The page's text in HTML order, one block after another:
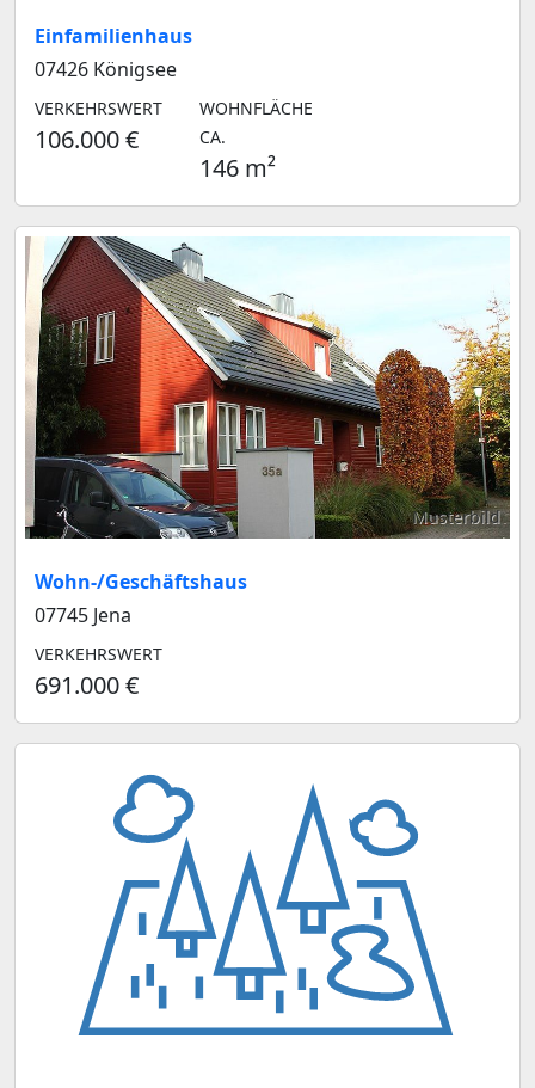
Einfamilienhaus
07426 Königsee
VERKEHRSWERT
106.000 €
WOHNFLÄCHE
CA.
146 m²
Musterbild
Wohn-/Geschäftshaus
07745 Jena
VERKEHRSWERT
691.000 €